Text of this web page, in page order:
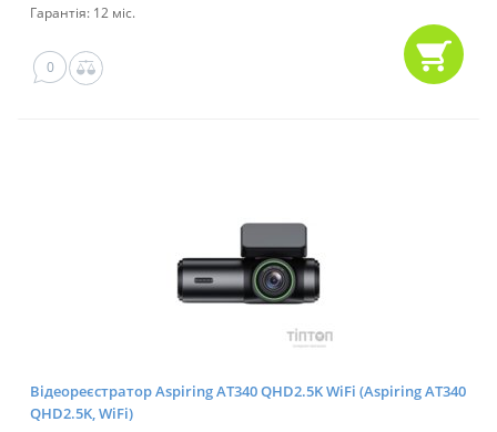
Гарантія: 12 міс.
0
Відеореєстратор Aspiring AT340 QHD2.5K WiFi (Aspiring AT340
QHD2.5K, WiFi)